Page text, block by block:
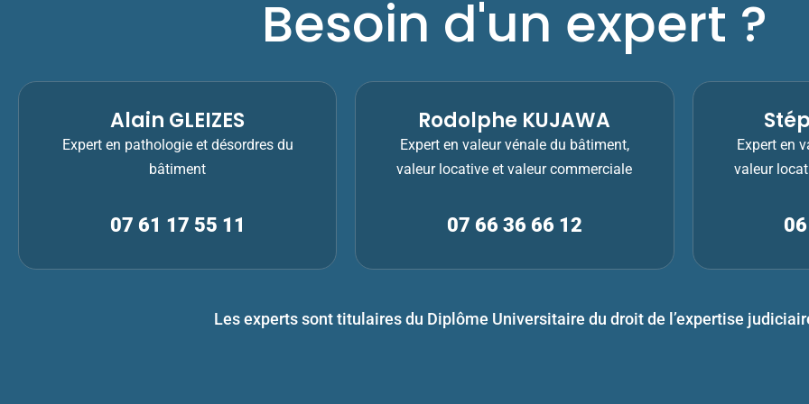
Besoin d'un expert ?
Alain GLEIZES
Expert en pathologie et désordres du
bâtiment
07 61 17 55 11
Rodolphe KUJAWA
Expert en valeur vénale du bâtiment,
valeur locative et valeur commerciale
07 66 36 66 12
Expert en
valeur
Les experts sont titulaires du Diplôme Universitaire du droit de l’expertise